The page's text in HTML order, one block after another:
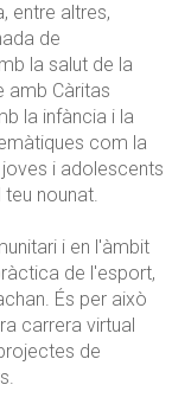
entre altres,
de
la salut de la
amb Càritas
la infància i la
com la
i adolescents
nounat.
i en l'àmbit
de l'esport,
És per això
carrera virtual
de